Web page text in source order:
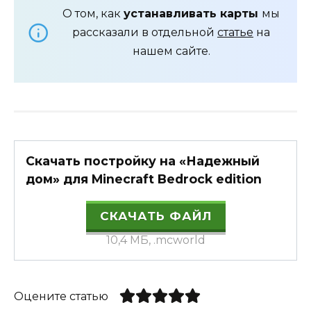
О том, как устанавливать карты мы
рассказали в отдельной статье на
нашем сайте.
Скачать постройку на «Надежный
дом» для Minecraft Bedrock edition
СКАЧАТЬ ФАЙЛ
10,4 МБ, .mcworld
Оцените статью